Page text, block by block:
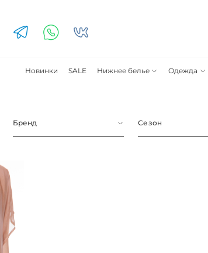
Новинки SALE Нижнее белье Одежда
Бренд Сезон